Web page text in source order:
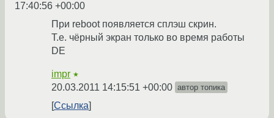
17:40:56 +00:00
При reboot появляется сплэш скрин.
Т.е. чёрный экран только во время работы
DE
impr ★
20.03.2011 14:15:51 +00:00 автор топика
Ссылка